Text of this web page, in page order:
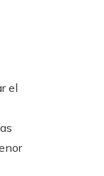
el